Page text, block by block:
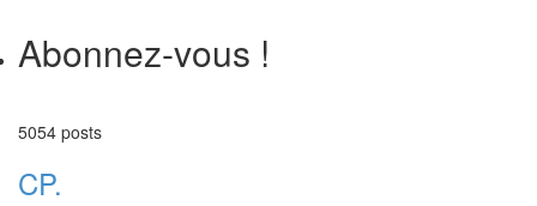
Abonnez-vous !
5054 posts
CP.